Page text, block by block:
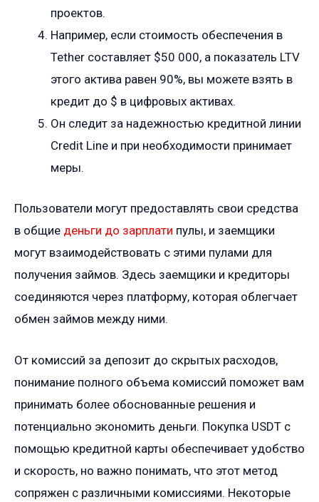
проектов.
Например, если стоимость обеспечения в
Tether составляет $50 000, а показатель LTV
этого актива равен 90%, вы можете взять в
кредит до $ в цифровых активах.
Он следит за надежностью кредитной линии
Credit Line и при необходимости принимает
меры.
Пользователи могут предоставлять свои средства
в общие деньги до зарплати пулы, и заемщики
могут взаимодействовать с этими пулами для
получения займов. Здесь заемщики и кредиторы
соединяются через платформу, которая облегчает
обмен займов между ними.
От комиссий за депозит до скрытых расходов,
понимание полного объема комиссий поможет вам
принимать более обоснованные решения и
потенциально экономить деньги. Покупка USDT с
помощью кредитной карты обеспечивает удобство
и скорость, но важно понимать, что этот метод
сопряжен с различными комиссиями. Некоторые